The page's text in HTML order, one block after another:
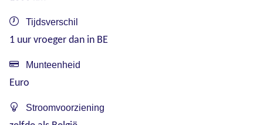
Tijdsverschil
1 uur vroeger dan in BE
Munteenheid
Euro
Stroomvoorziening